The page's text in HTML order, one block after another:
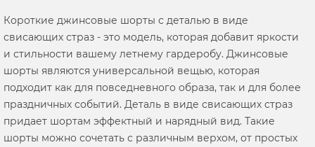
Короткие джинсовые шорты с деталью в виде
свисающих страз - это модель, которая добавит яркости
и стильности вашему летнему гардеробу. Джинсовые
шорты являются универсальной вещью, которая
подходит как для повседневного образа, так и для более
праздничных событий. Деталь в виде свисающих страз
придает шортам эффектный и нарядный вид. Такие
шорты можно сочетать с различным верхом, от простых